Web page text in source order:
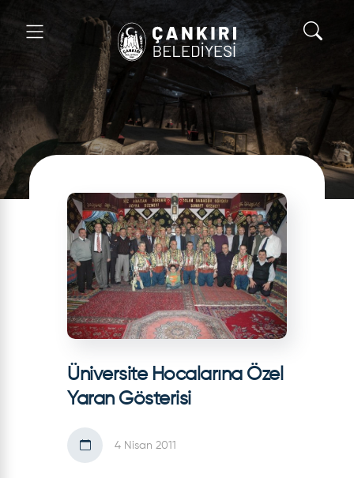
Üniversite Hocalarına Özel
Yaran Gösterisi
4 Nisan 2011